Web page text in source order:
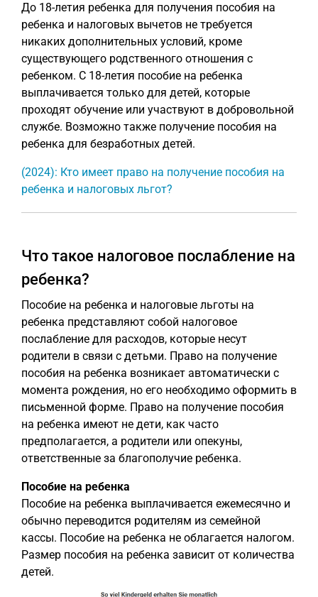
До 18-летия ребенка для получения пособия на
ребенка и налоговых вычетов не требуется
никаких дополнительных условий, кроме
существующего родственного отношения с
ребенком. С 18-летия пособие на ребенка
выплачивается только для детей, которые
проходят обучение или участвуют в добровольной
службе. Возможно также получение пособия на
ребенка для безработных детей.
(2024): Кто имеет право на получение пособия на
ребенка и налоговых льгот?
Что такое налоговое послабление на
ребенка?
Пособие на ребенка и налоговые льготы на
ребенка представляют собой налоговое
послабление для расходов, которые несут
родители в связи с детьми. Право на получение
пособия на ребенка возникает автоматически с
момента рождения, но его необходимо оформить в
письменной форме. Право на получение пособия
на ребенка имеют не дети, как часто
предполагается, а родители или опекуны,
ответственные за благополучие ребенка.
Пособие на ребенка
Пособие на ребенка выплачивается ежемесячно и
обычно переводится родителям из семейной
кассы. Пособие на ребенка не облагается налогом.
Размер пособия на ребенка зависит от количества
детей.